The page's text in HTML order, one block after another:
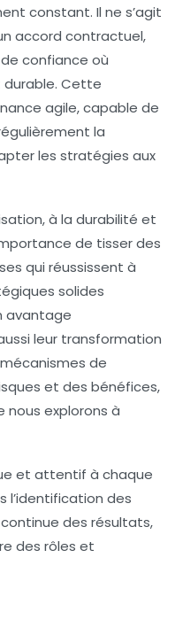
constant. Il ne s’agit
accord contractuel,
confiance où
Cette
agile, capable de
la
les stratégies aux
à la durabilité et
de tisser des
qui réussissent à
solides
avantage
leur transformation
de
et des bénéfices,
explorons à
et attentif à chaque
l’identification des
continue des résultats,
des rôles et